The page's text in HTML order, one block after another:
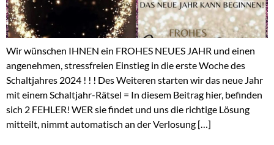
Wir wünschen IHNEN ein FROHES NEUES JAHR und einen
angenehmen, stressfreien Einstieg in die erste Woche des
Schaltjahres 2024 ! ! ! Des Weiteren starten wir das neue Jahr
mit einem Schaltjahr-Rätsel = In diesem Beitrag hier, befinden
sich 2 FEHLER! WER sie findet und uns die richtige Lösung
mitteilt, nimmt automatisch an der Verlosung […]